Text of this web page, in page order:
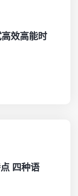
效高能时
四种语